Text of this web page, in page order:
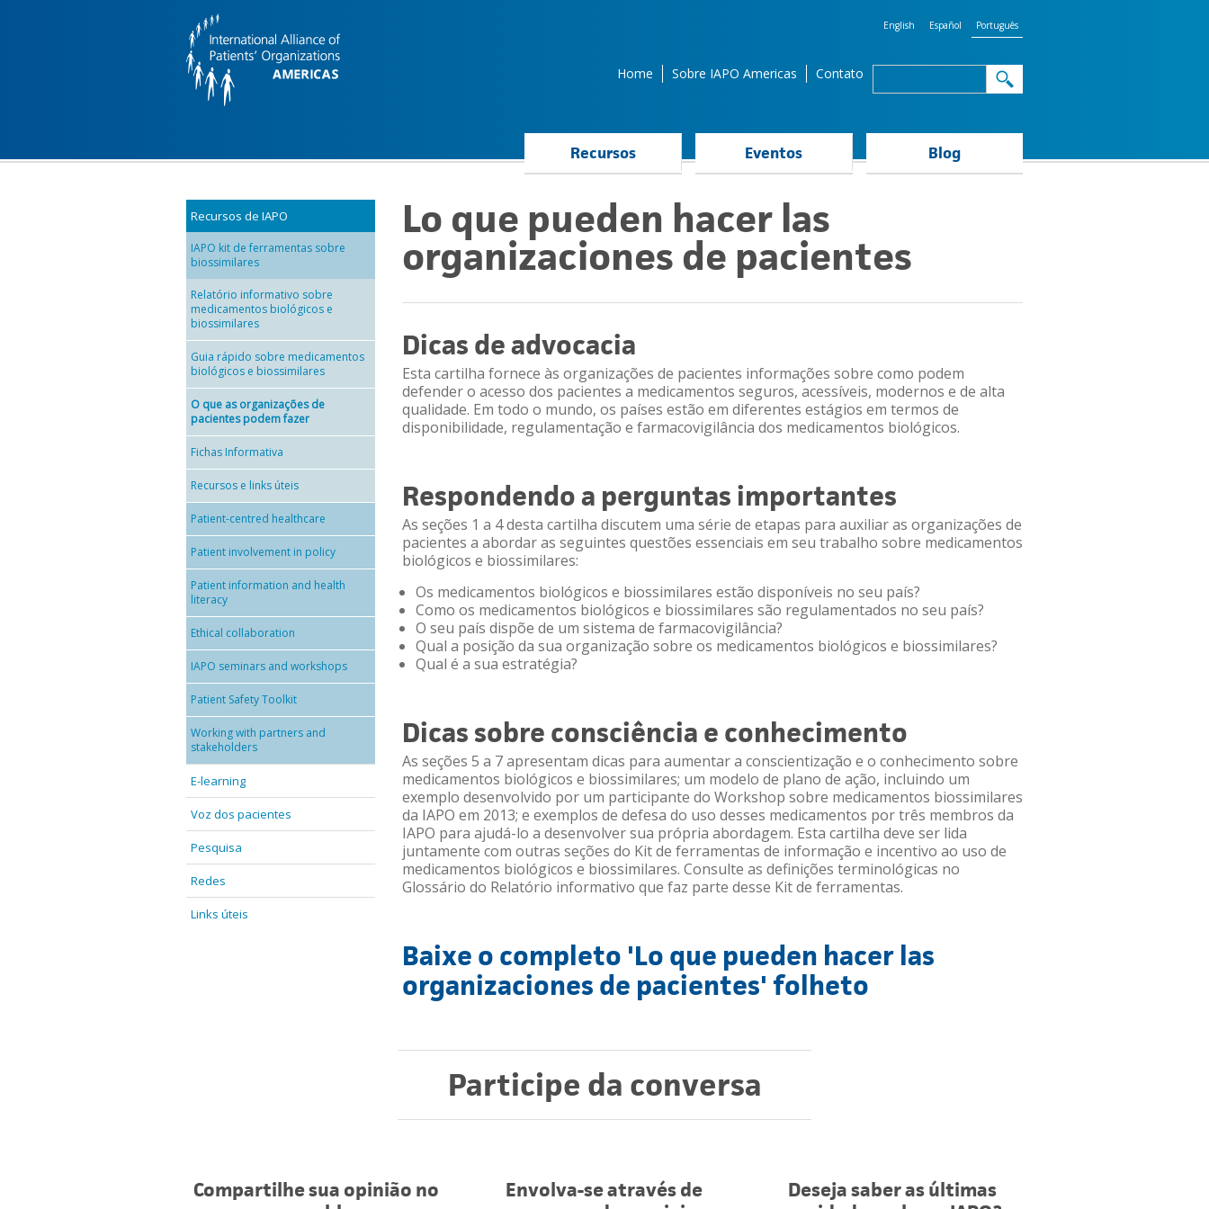
English Español Português
Home Sobre IAPO Americas Contato
Recursos Eventos Blog
Recursos de IAPO
IAPO kit de ferramentas sobre
biossimilares
Relatório informativo sobre
medicamentos biológicos e
biossimilares
Guia rápido sobre medicamentos
biológicos e biossimilares
O que as organizações de
pacientes podem fazer
Fichas Informativa
Recursos e links úteis
Patient-centred healthcare
Patient involvement in policy
Patient information and health
literacy
Ethical collaboration
IAPO seminars and workshops
Patient Safety Toolkit
Working with partners and
stakeholders
E-learning
Voz dos pacientes
Pesquisa
Redes
Links úteis
Lo que pueden hacer las
organizaciones de pacientes
Dicas de advocacia
Esta cartilha fornece às organizações de pacientes informações sobre como podem
defender o acesso dos pacientes a medicamentos seguros, acessíveis, modernos e de alta
qualidade. Em todo o mundo, os países estão em diferentes estágios em termos de
disponibilidade, regulamentação e farmacovigilância dos medicamentos biológicos.
Respondendo a perguntas importantes
As seções 1 a 4 desta cartilha discutem uma série de etapas para auxiliar as organizações de
pacientes a abordar as seguintes questões essenciais em seu trabalho sobre medicamentos
biológicos e biossimilares:
Os medicamentos biológicos e biossimilares estão disponíveis no seu país?
Como os medicamentos biológicos e biossimilares são regulamentados no seu país?
O seu país dispõe de um sistema de farmacovigilância?
Qual a posição da sua organização sobre os medicamentos biológicos e biossimilares?
Qual é a sua estratégia?
Dicas sobre consciência e conhecimento
As seções 5 a 7 apresentam dicas para aumentar a conscientização e o conhecimento sobre
medicamentos biológicos e biossimilares; um modelo de plano de ação, incluindo um
exemplo desenvolvido por um participante do Workshop sobre medicamentos biossimilares
da IAPO em 2013; e exemplos de defesa do uso desses medicamentos por três membros da
IAPO para ajudá-lo a desenvolver sua própria abordagem. Esta cartilha deve ser lida
juntamente com outras seções do Kit de ferramentas de informação e incentivo ao uso de
medicamentos biológicos e biossimilares. Consulte as definições terminológicas no
Glossário do Relatório informativo que faz parte desse Kit de ferramentas.
Baixe o completo 'Lo que pueden hacer las
organizaciones de pacientes' folheto
Participe da conversa
Compartilhe sua opinião no
Envolva-se através de
Deseja saber as últimas